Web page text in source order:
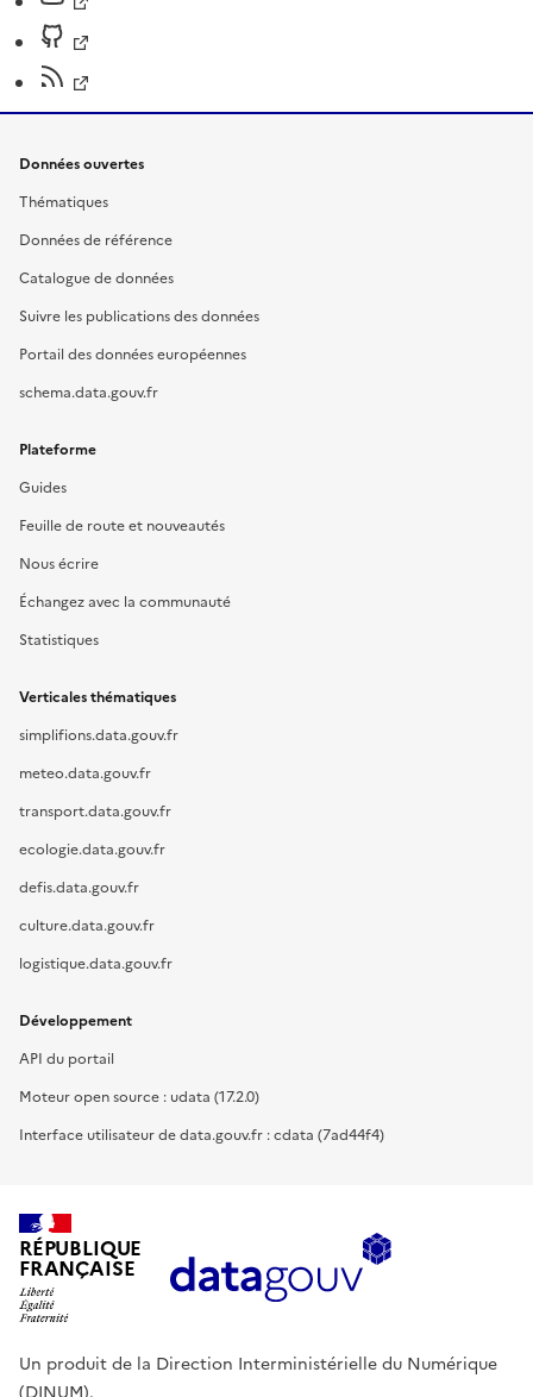
Données ouvertes
Thématiques
Données de référence
Catalogue de données
Suivre les publications des données
Portail des données européennes
schema.data.gouv.fr
Plateforme
Guides
Feuille de route et nouveautés
Nous écrire
Échangez avec la communauté
Statistiques
Verticales thématiques
simplifions.data.gouv.fr
meteo.data.gouv.fr
transport.data.gouv.fr
ecologie.data.gouv.fr
defis.data.gouv.fr
culture.data.gouv.fr
logistique.data.gouv.fr
Développement
API du portail
Moteur open source : udata (17.2.0)
Interface utilisateur de data.gouv.fr : cdata (7ad44f4)
RÉPUBLIQUE
FRANÇAISE
Un produit de la Direction Interministérielle du Numérique